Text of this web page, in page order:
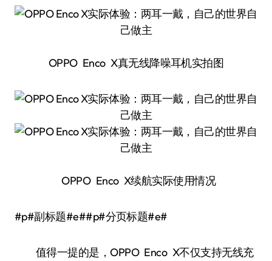
OPPO Enco X真无线降噪耳机实拍图
OPPO Enco X续航实际使用情况
#p#副标题#e##p#分页标题#e#
值得一提的是，OPPO Enco X不仅支持无线充